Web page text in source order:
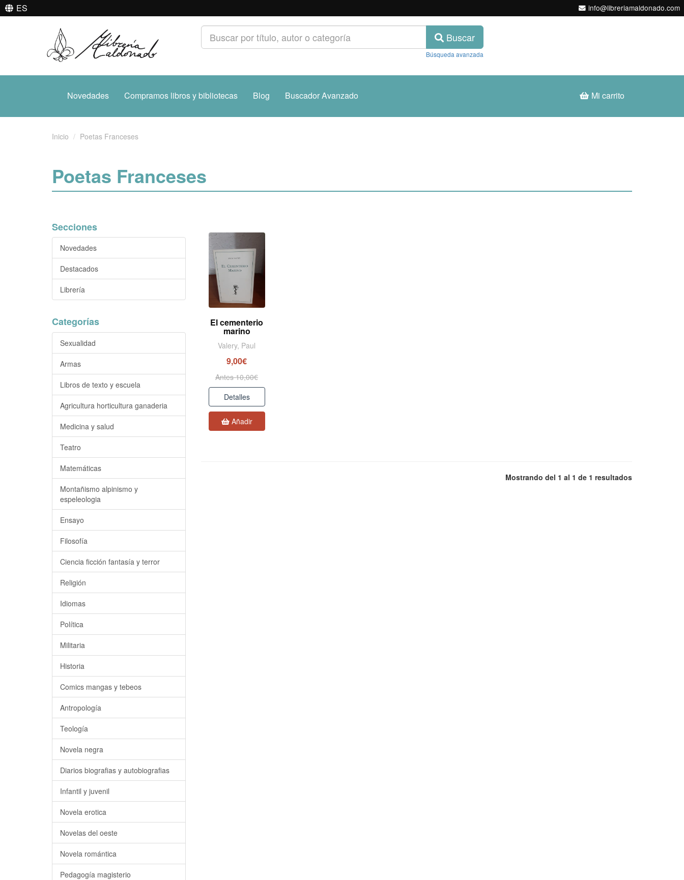
ES info@libreriamaldonado.com
Buscar
Búsqueda avanzada
Novedades Compramos libros y bibliotecas Blog Buscador Avanzado Mi carrito
Inicio Poetas Franceses
Poetas Franceses
El cementerio
marino
Valery, Paul
9,00€
Antes 10,00€
Detalles
Añadir
Mostrando del 1 al 1 de 1 resultados
Secciones
Novedades
Destacados
Librería
Categorías
Sexualidad
Armas
Libros de texto y escuela
Agricultura horticultura ganaderia
Medicina y salud
Teatro
Matemáticas
Montañismo alpinismo y
espeleologia
Ensayo
Filosofía
Ciencia ficción fantasía y terror
Religión
Idiomas
Política
Militaria
Historia
Comics mangas y tebeos
Antropología
Teología
Novela negra
Diarios biografias y autobiografias
Infantil y juvenil
Novela erotica
Novelas del oeste
Novela romántica
Pedagogía magisterio